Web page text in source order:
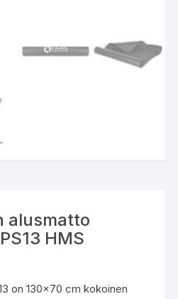
alusmatto
HMS
on 130×70 cm kokoinen